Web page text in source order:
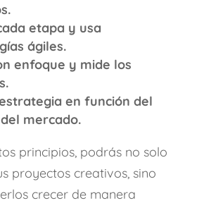
etapa y usa
ágiles.
enfoque y mide los
en función del
mercado.
principios, podrás no solo
proyectos creativos, sino
crecer de manera